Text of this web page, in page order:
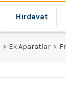
Hırdavat
Ek Aparatlar